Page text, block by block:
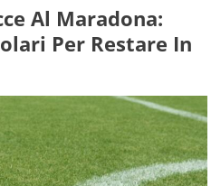
Al Maradona:
Per Restare In